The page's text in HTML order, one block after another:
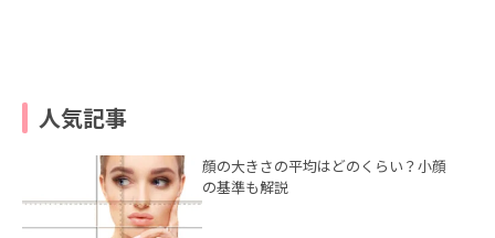
人気記事
顔の大きさの平均はどのくらい？小顔
の基準も解説